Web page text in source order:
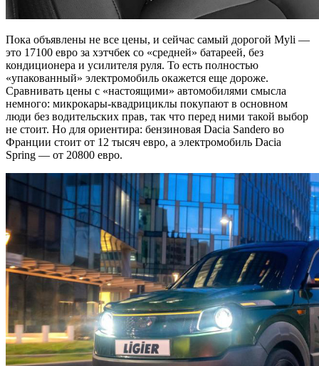
Пока объявлены не все цены, и сейчас самый дорогой Myli —
это 17100 евро за хэтчбек со «средней» батареей, без
кондиционера и усилителя руля. То есть полностью
«упакованный» электромобиль окажется еще дороже.
Сравнивать цены с «настоящими» автомобилями смысла
немного: микрокары-квадрициклы покупают в основном
люди без водительских прав, так что перед ними такой выбор
не стоит. Но для ориентира: бензиновая Dacia Sandero во
Франции стоит от 12 тысяч евро, а электромобиль Dacia
Spring — от 20800 евро.